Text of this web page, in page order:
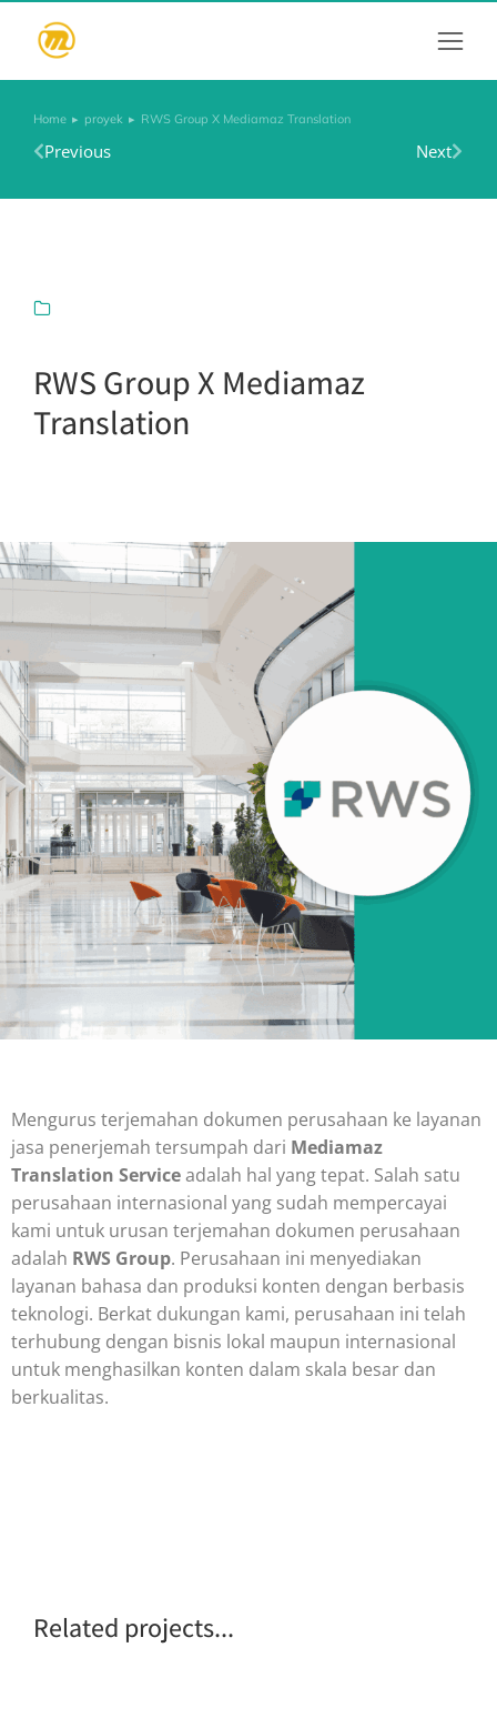
You are here:
Home proyek RWS Group X Mediamaz Translation
Previous Next
RWS Group X Mediamaz
Translation
Mengurus terjemahan dokumen perusahaan ke layanan
jasa penerjemah tersumpah dari Mediamaz
Translation Serviceadalah hal yang tepat. Salah satu
perusahaan internasional yang sudah mempercayai
kami untuk urusan terjemahan dokumen perusahaan
adalah RWS Group. Perusahaan ini menyediakan
layanan bahasa dan produksi konten dengan berbasis
teknologi. Berkat dukungan kami, perusahaan ini telah
terhubung dengan bisnis lokal maupun internasional
untuk menghasilkan konten dalam skala besar dan
berkualitas.
Related projects...